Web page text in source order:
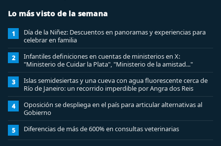
Lo más visto de la semana
1
Día de la Niñez: Descuentos en panoramas y experiencias para
celebrar en familia
2
Infantiles definiciones en cuentas de ministerios en X:
"Ministerio de Cuidar la Plata", "Ministerio de la amistad..."
3
Islas semidesiertas y una cueva con agua fluorescente cerca de
Río de Janeiro: un recorrido imperdible por Angra dos Reis
4
Oposición se despliega en el país para articular alternativas al
Gobierno
5 Diferencias de más de 600% en consultas veterinarias